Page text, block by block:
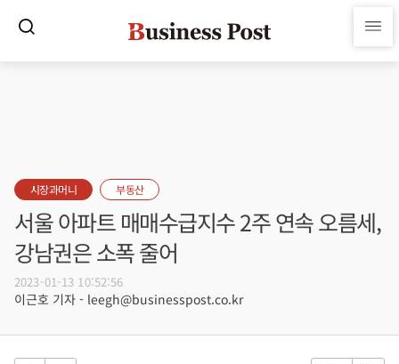
시장과머니 부동산
서울 아파트 매매수급지수 2주 연속 오름세,
강남권은 소폭 줄어
2023-01-13 10:52:56
이근호 기자 - leegh@businesspost.co.kr